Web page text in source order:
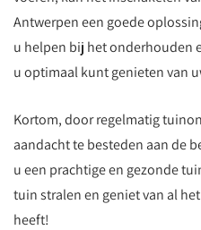
Antwerpen een goede
u helpen bij het onderhouden
u optimaal kunt genieten van
Kortom, door regelmatig
aandacht te besteden aan de
u een prachtige en gezonde
tuin stralen en geniet van al
heeft!